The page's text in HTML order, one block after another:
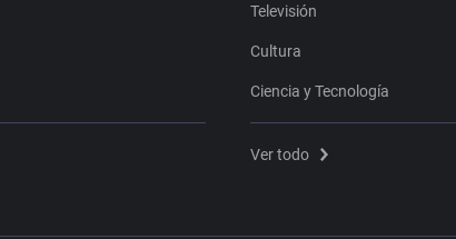
Televisión
Cultura
Ciencia y Tecnología
Ver todo